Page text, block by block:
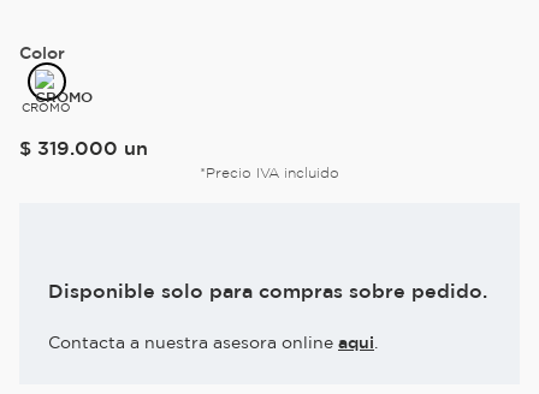
Color
CROMO
$ 319.000 un
*Precio IVA incluido
Disponible solo para compras sobre pedido.
Contacta a nuestra asesora online aqui